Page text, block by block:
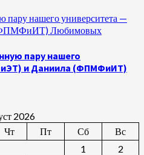
пару нашего университета —
Любимовых
пару нашего
и Даниила (ФПМФиИТ)
2026
Чт Пт Сб
Вс
1
2